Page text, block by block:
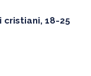
cristiani, 18-25